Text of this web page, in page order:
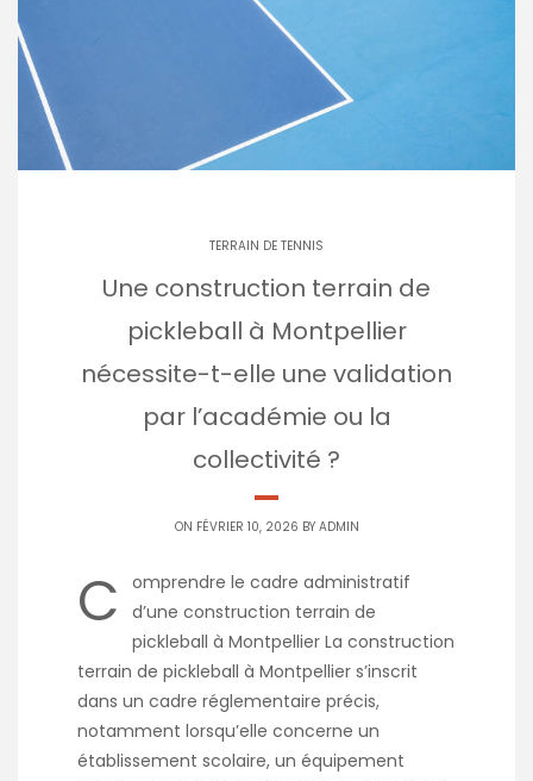
TERRAIN DE TENNIS
Une construction terrain de
pickleball à Montpellier
nécessite-t-elle une validation
par l’académie ou la
collectivité ?
ON FÉVRIER 10, 2026 BY ADMIN
C
omprendre le cadre administratif
d’une construction terrain de
pickleball à Montpellier La construction
terrain de pickleball à Montpellier s’inscrit
dans un cadre réglementaire précis,
notamment lorsqu’elle concerne un
établissement scolaire, un équipement